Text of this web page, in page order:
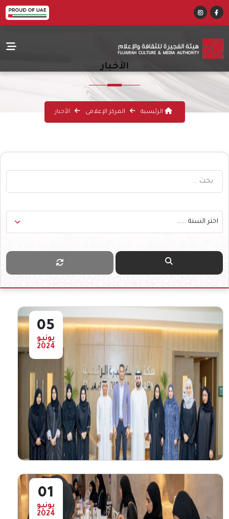
الأخبار
الرئيسية المركز الإعلامى الأخبار
اختر السنة ......
05
يونيو
2024
01
يونيو
2024